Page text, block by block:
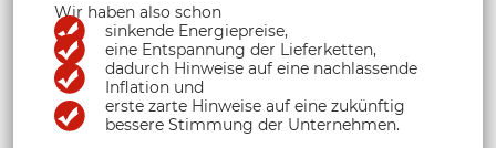
Wir haben also schon
sinkende Energiepreise,
eine Entspannung der Lieferketten,
dadurch Hinweise auf eine nachlassende
Inflation und
erste zarte Hinweise auf eine zukünftig
bessere Stimmung der Unternehmen.